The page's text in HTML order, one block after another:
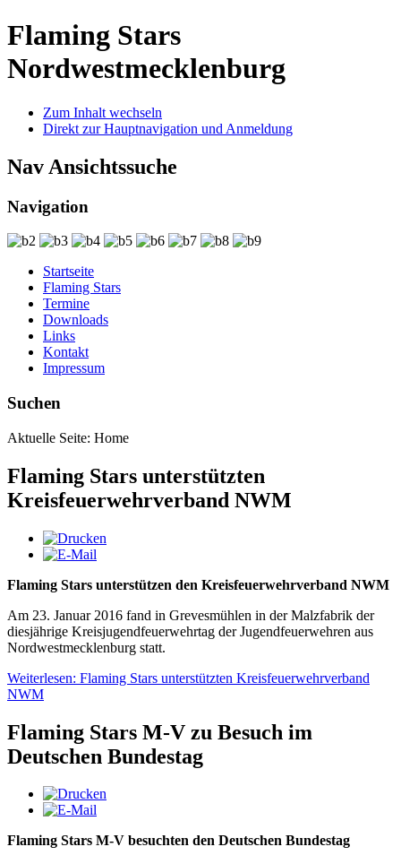
Flaming Stars
Nordwestmecklenburg
Zum Inhalt wechseln
Direkt zur Hauptnavigation und Anmeldung
Nav Ansichtssuche
Navigation
Startseite
Flaming Stars
Termine
Downloads
Links
Kontakt
Impressum
Suchen
Aktuelle Seite: Home
Flaming Stars unterstützten
Kreisfeuerwehrverband NWM
Flaming Stars unterstützen den Kreisfeuerwehrverband NWM
Am 23. Januar 2016 fand in Grevesmühlen in der Malzfabrik der
diesjährige Kreisjugendfeuerwehrtag der Jugendfeuerwehren aus
Nordwestmecklenburg statt.
Weiterlesen: Flaming Stars unterstützten Kreisfeuerwehrverband
NWM
Flaming Stars M-V zu Besuch im
Deutschen Bundestag
Flaming Stars M-V besuchten den Deutschen Bundestag